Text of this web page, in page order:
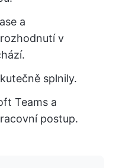
a
v
splnily.
Teams a
postup.